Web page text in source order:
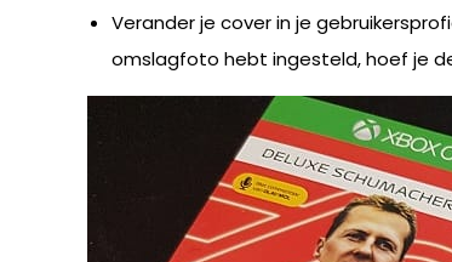
Verander je cover in je
omslagfoto hebt ingesteld, hoef je